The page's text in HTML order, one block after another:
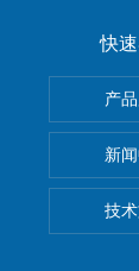
快
产
新
技